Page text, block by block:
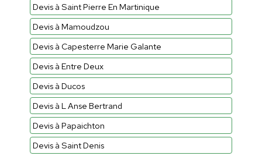
Devis à Saint Pierre En Martinique
Devis à Mamoudzou
Devis à Capesterre Marie Galante
Devis à Entre Deux
Devis à Ducos
Devis à L Anse Bertrand
Devis à Papaichton
Devis à Saint Denis